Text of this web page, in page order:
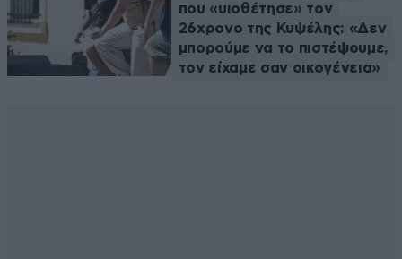
που «υιοθέτησε» τον
26χρονο της Κυψέλης: «Δεν
μπορούμε να το πιστέψουμε,
τον είχαμε σαν οικογένεια»